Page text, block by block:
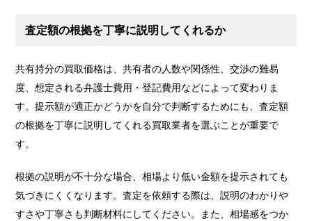
査定額の根拠を丁寧に説明してくれるか
共有持分の買取価格は、共有者の人数や関係性、交渉の難易
度、想定される弁護士費用・登記費用などによって変わりま
す。提示額が適正かどうかを自分で判断するためにも、査定額
の根拠を丁寧に説明してくれる買取業者を選ぶことが重要で
す。
根拠の説明が不十分な場合、相場より低い金額を提示されても
気づきにくくなります。査定を依頼する際は、説明のわかりや
すさや丁寧さも判断材料にしてください。また、相場感をつか